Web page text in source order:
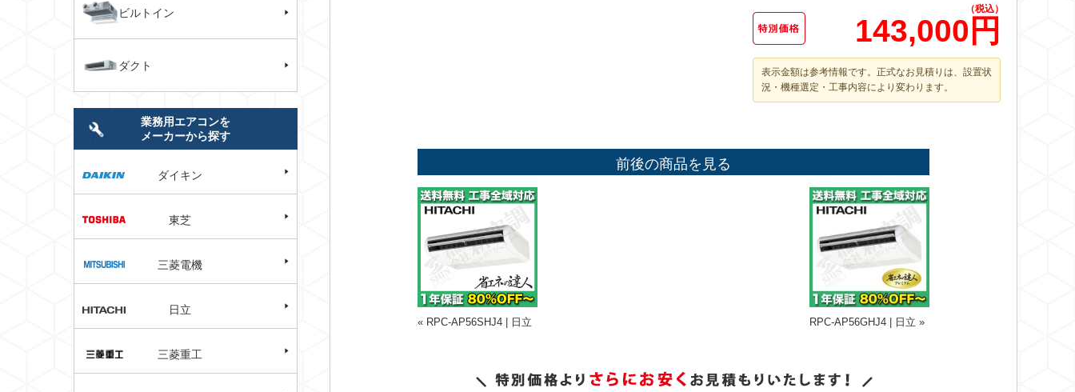
143,000円
（税込）
表示金額は参考情報です。正式なお見積りは、設置状
況・機種選定・工事内容により変わります。
前後の商品を見る
« RPC-AP56SHJ4 | 日立 RPC-AP56GHJ4 | 日立 »
ビルトイン
ダクト
業務用エアコンを
メーカーから探す
ダイキン
東芝
三菱電機
日立
三菱重工